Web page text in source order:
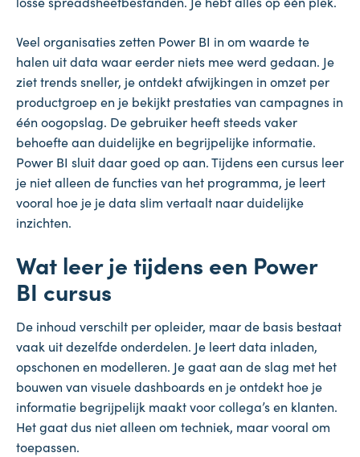
Veel organisaties zetten Power BI in om waarde te
halen uit data waar eerder niets mee werd gedaan. Je
ziet trends sneller, je ontdekt afwijkingen in omzet per
productgroep en je bekijkt prestaties van campagnes in
één oogopslag. De gebruiker heeft steeds vaker
behoefte aan duidelijke en begrijpelijke informatie.
Power BI sluit daar goed op aan. Tijdens een cursus leer
je niet alleen de functies van het programma, je leert
vooral hoe je je data slim vertaalt naar duidelijke
inzichten.
Wat leer je tijdens een Power
BI cursus
De inhoud verschilt per opleider, maar de basis bestaat
vaak uit dezelfde onderdelen. Je leert data inladen,
opschonen en modelleren. Je gaat aan de slag met het
bouwen van visuele dashboards en je ontdekt hoe je
informatie begrijpelijk maakt voor collega’s en klanten.
Het gaat dus niet alleen om techniek, maar vooral om
toepassen.